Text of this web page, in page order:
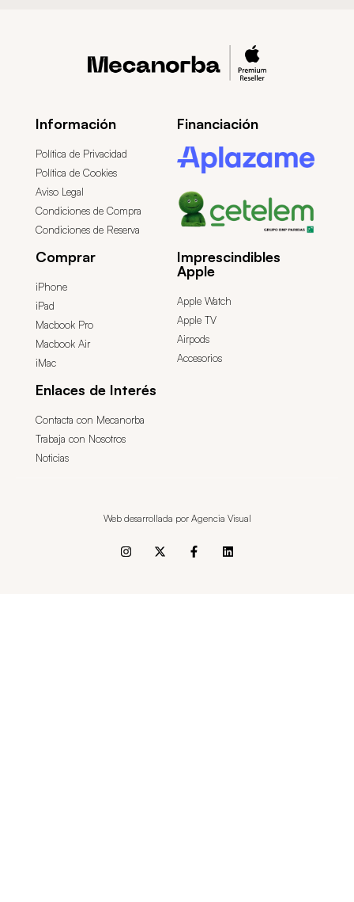
Información
Política de Privacidad
Política de Cookies
Aviso Legal
Condiciones de Compra
Condiciones de Reserva
Financiación
Comprar
iPhone
iPad
Macbook Pro
Macbook Air
iMac
Imprescindibles
Apple
Apple Watch
Apple TV
Airpods
Accesorios
Enlaces de Interés
Contacta con Mecanorba
Trabaja con Nosotros
Noticias
Web desarrollada por Agencia Visual